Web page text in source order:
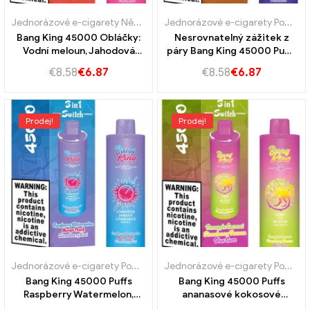
Jednorázové e-cigarety Německo ,Jednorázové e-cigarety
Bang King 45000 Obláčky:
Vodní meloun, Jahodová
konečný zážitek z parníku
€8.58€6.87
Jednorázové e-cigarety Portugalsko
Nesrovnatelný zážitek z
páry Bang King 45000 Puffs
Coke,Borůvka malina a
€8.58€6.87
Prodej!
Jednorázové e-cigarety Portugalsko ,Jednorázové e-cigarety
Bang King 45000 Puffs
Raspberry Watermelon,
Prodej!
Jednorázové e-cigarety Portugalsko
Bang King 45000 Puffs
ananasové kokosové